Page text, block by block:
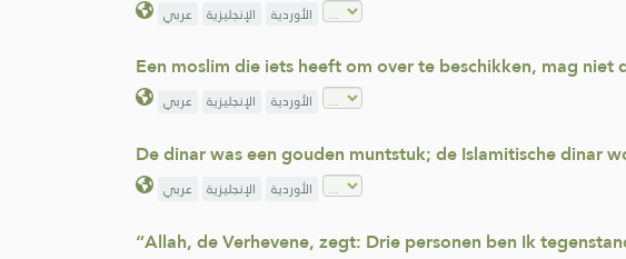
عربي الإنجليزية الأوردية
Een moslim die iets heeft om over te beschikken, mag
عربي الإنجليزية الأوردية
De dinar was een gouden muntstuk; de Islamitische dinar
عربي الإنجليزية الأوردية
“Allah, de Verhevene, zegt: Drie personen ben Ik